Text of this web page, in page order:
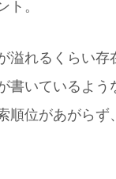
。
溢れるくらい存
書いているよう
順位があがらず